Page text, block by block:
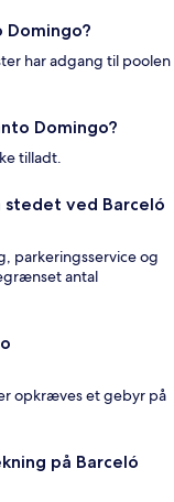
Domingo?
har adgang til poolen
Domingo?
tilladt.
stedet ved Barceló
parkeringsservice og
antal
opkræves et gebyr på
på Barceló